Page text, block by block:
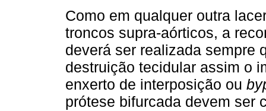
Como em qualquer outra
troncos supra-aórticos, a
deverá ser realizada sempre
destruição tecidular assim o
enxerto de interposição ou
prótese bifurcada devem ser